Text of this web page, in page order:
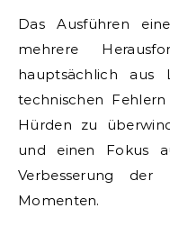
Das Ausführen
mehrere
hauptsächlich aus
technischen
Hürden zu
und einen Fokus
Verbesserung der
Momenten.